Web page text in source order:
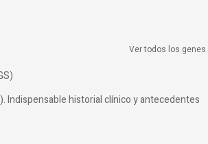
Ver todos los genes
Indispensable historial clínico y antecedentes